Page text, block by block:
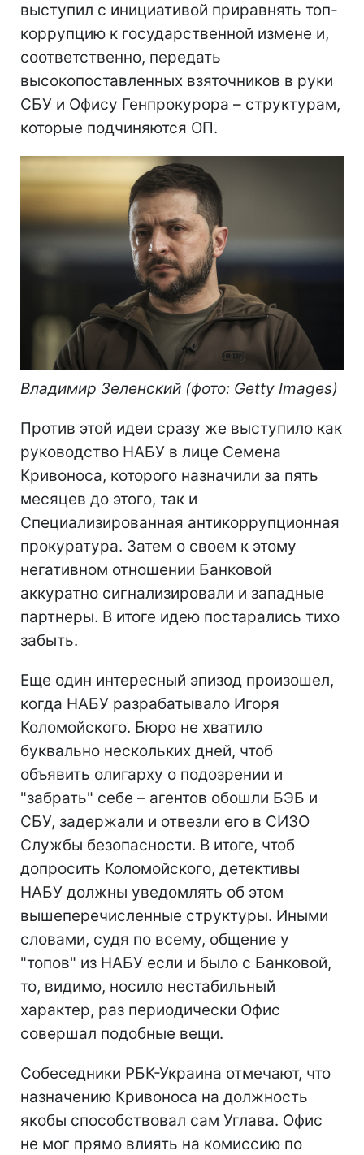
выступил с инициативой приравнять топ-
коррупцию к государственной измене и,
соответственно, передать
высокопоставленных взяточников в руки
СБУ и Офису Генпрокурора – структурам,
которые подчиняются ОП.
Владимир Зеленский (фото: Getty Images)
Против этой идеи сразу же выступило как
руководство НАБУ в лице Семена
Кривоноса, которого назначили за пять
месяцев до этого, так и
Специализированная антикоррупционная
прокуратура. Затем о своем к этому
негативном отношении Банковой
аккуратно сигнализировали и западные
партнеры. В итоге идею постарались тихо
забыть.
Еще один интересный эпизод произошел,
когда НАБУ разрабатывало Игоря
Коломойского. Бюро не хватило
буквально нескольких дней, чтоб
объявить олигарху о подозрении и
"забрать" себе – агентов обошли БЭБ и
СБУ, задержали и отвезли его в СИЗО
Службы безопасности. В итоге, чтоб
допросить Коломойского, детективы
НАБУ должны уведомлять об этом
вышеперечисленные структуры. Иными
словами, судя по всему, общение у
"топов" из НАБУ если и было с Банковой,
то, видимо, носило нестабильный
характер, раз периодически Офис
совершал подобные вещи.
Собеседники РБК-Украина отмечают, что
назначению Кривоноса на должность
якобы способствовал сам Углава. Офис
не мог прямо влиять на комиссию по